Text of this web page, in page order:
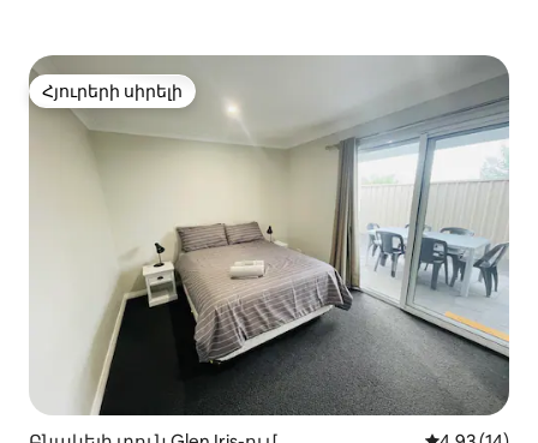
Հյուրերի սիրելի
Հյուրերի սիրելի